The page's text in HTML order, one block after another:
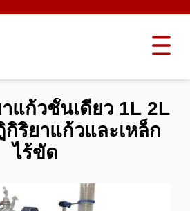
แก้วชั้นเดียว 1L 2L
ริยาแก้วและเหล็ก
ไร้ขัด